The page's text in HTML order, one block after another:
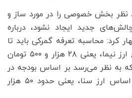
نظر بخش خصوصی را در مورد ساز و
جدید ایجاد نشود، درباره
کرد: محاسبه تعرفه گمرکی باید تا
آخر امسال بر اساس نرخ ارز نیما، یعنی ۲۸ هزار و ۵۰۰ تومان
به نظر می‌رسد بر اساس بودجه در
سال ۱۴۰۴ قرار است بر اساس ارز سنا، یعنی حدود ۵۰ هزار